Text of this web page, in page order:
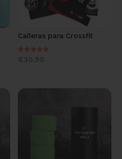
Calleras para Crossfit